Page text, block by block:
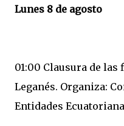
Lunes 8 de agosto
01:00 Clausura de las
Leganés. Organiza:
Entidades